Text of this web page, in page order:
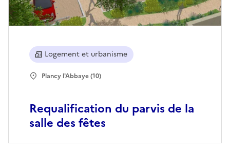
Requalification du parvis de la
salle des fêtes
Logement et urbanisme
Plancy l'Abbaye (10)